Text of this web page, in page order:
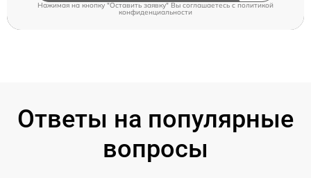
Нажимая на кнопку "Оставить заявку" Вы соглашаетесь cполитикой
конфиденциальности
Ответы на популярные
вопросы